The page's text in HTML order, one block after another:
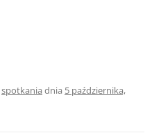
spotkania dnia 5 października,